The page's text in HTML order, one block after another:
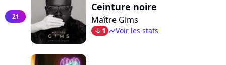
21
Ceinture noire
Maître Gims
arrow_bot1 timelineVoir les stats